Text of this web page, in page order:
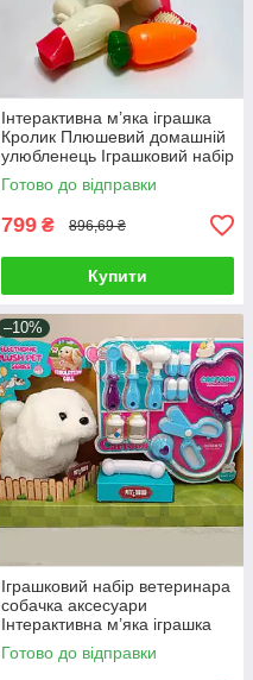
Інтерактивна м’яка іграшка
Кролик Плюшевий домашній
улюбленець Іграшковий набір
рухомий зайчик з
аксесуарами
Готово до відправки
799 ₴ 896,69 ₴
Купити
–10%
Іграшковий набір ветеринара
собачка аксесуари
Інтерактивна м’яка іграшка
Щеня Плюшевий улюбленець
ходить гавкає
Готово до відправки